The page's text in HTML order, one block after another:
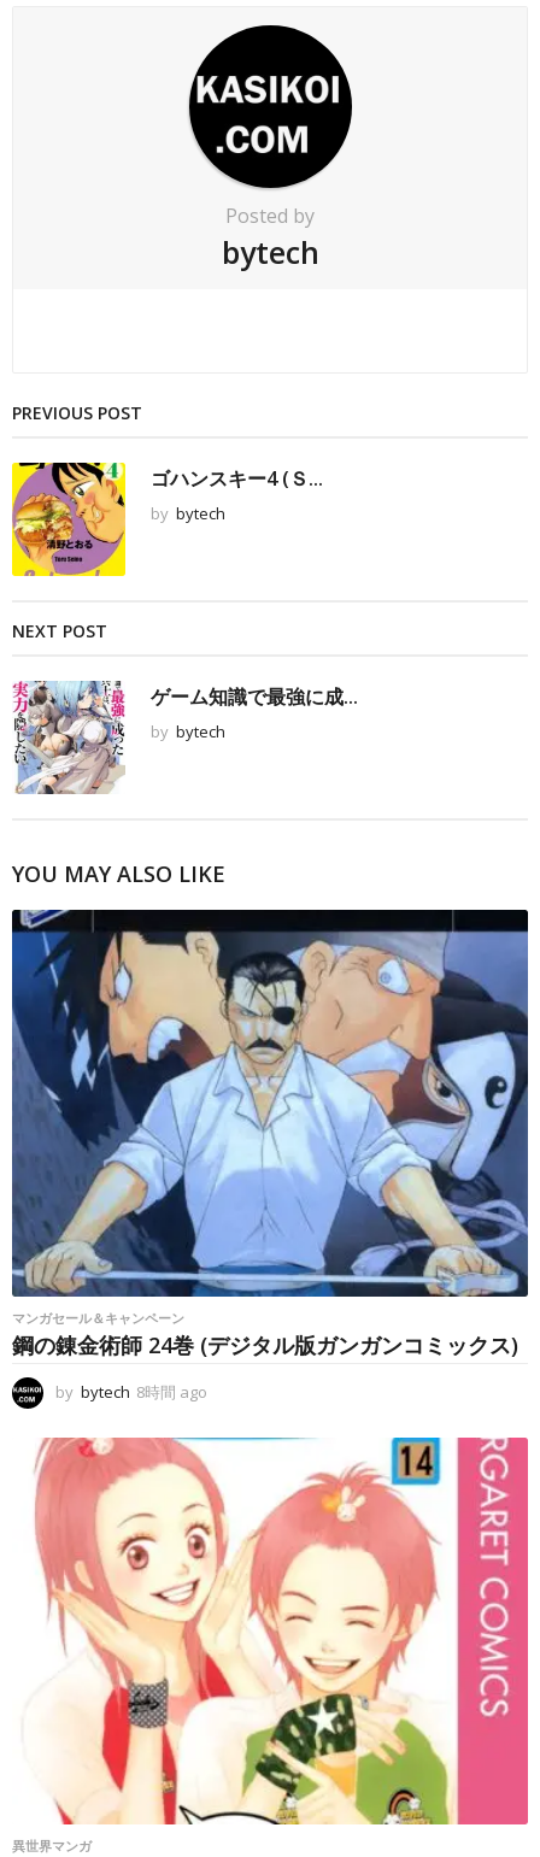
Posted by
bytech
PREVIOUS POST
ゴハンスキー4 (Ｓ...
by bytech
NEXT POST
ゲーム知識で最強に成...
by bytech
YOU MAY ALSO LIKE
マンガセール＆キャンペーン
鋼の錬金術師 24巻 (デジタル版ガンガンコミックス)
by bytech 8時間 ago
間
g
o
異世界マンガ